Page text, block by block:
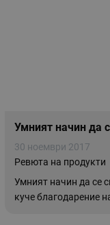
Умният начин да
30 ноември 2017
Ревюта на продукти
Умният начин да се
куче благодарение